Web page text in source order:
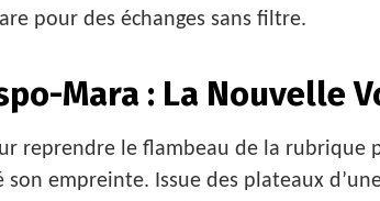
pour des échanges sans filtre.
Mara : La Nouvelle
reprendre le flambeau de la rubrique
empreinte. Issue des plateaux